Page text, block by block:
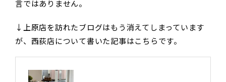
言ではありません。
↓上原店を訪れたブログはもう消えてしまっています
が、西荻店について書いた記事はこちらです。